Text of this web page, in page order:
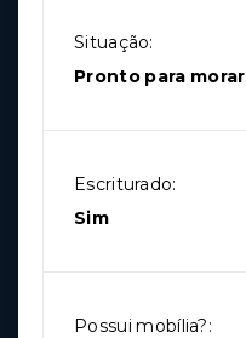
Situação:
Pronto para morar
Escriturado:
Sim
Possui mobília?: